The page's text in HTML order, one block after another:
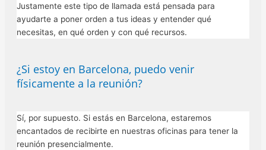
Justamente este tipo de llamada está pensada para
ayudarte a poner orden a tus ideas y entender qué
necesitas, en qué orden y con qué recursos.
¿Si estoy en Barcelona, puedo venir
físicamente a la reunión?
Sí, por supuesto. Si estás en Barcelona, estaremos
encantados de recibirte en nuestras oficinas para tener la
reunión presencialmente.